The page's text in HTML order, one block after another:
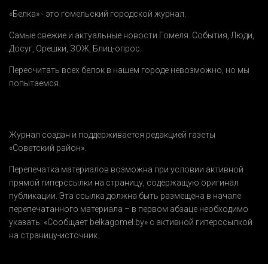
«Белка» - это гомельский городской журнал.
Самые свежие и актуальные новости Гомеля. События Люди
Досуг Орешки ЗОЖ Блиц-опрос
Пересчитать всех белок в нашем городе невозможно, но мы
попытаемся.
Журнал создан и поддерживается редакцией газеты
«Советский район».
Перепечатка материалов возможна при условии активной
прямой гиперссылки на страницу, содержащую оригинал
публикации. Эта ссылка должна быть размещена в начале
перепечатанного материала – в первом абзаце необходимо
указать: «Сообщает belkagomel.by» с активной гиперссылкой
на страницу-источник.